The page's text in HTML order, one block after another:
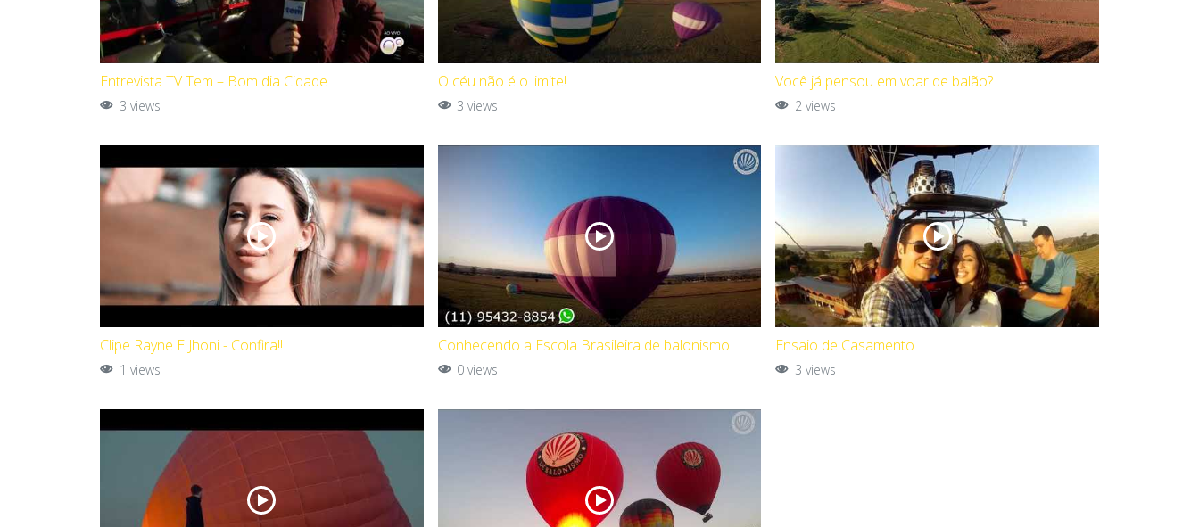
Entrevista TV Tem – Bom dia Cidade
3 views
O céu não é o limite!
3 views
Você já pensou em voar de balão?
2 views
Clipe Rayne E Jhoni - Confira!!
1 views
Conhecendo a Escola Brasileira de balonismo
0 views
Ensaio de Casamento
3 views